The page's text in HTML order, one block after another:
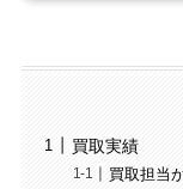
買取実績
買取担当